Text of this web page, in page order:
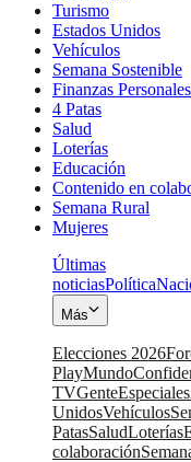
Turismo
Estados Unidos
Vehículos
Semana Sostenible
Finanzas Personales
4 Patas
Salud
Loterías
Educación
Contenido en
Semana Rural
Mujeres
Últimas
noticiasPolítica
Más
Elecciones 2026
PlayMundo
TVGenteEspeciales
UnidosVehículos
PatasSaludLoterías
colaboración